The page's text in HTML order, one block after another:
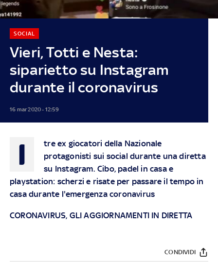
Vieri, Totti e Nesta:
siparietto su Instagram
durante il coronavirus
SOCIAL
16 mar 2020 - 12:59
I
tre ex giocatori della Nazionale
protagonisti sui social durante una diretta
su Instagram. Cibo, padel in casa e
playstation: scherzi e risate per passare il tempo in
casa durante l'emergenza coronavirus
CORONAVIRUS, GLI AGGIORNAMENTI IN DIRETTA
CONDIVIDI